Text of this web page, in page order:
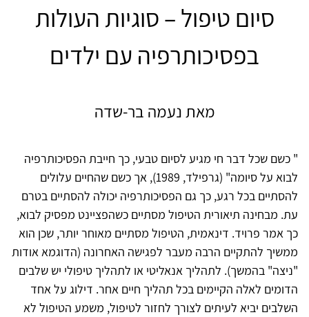
סיום טיפול – סוגיות העולות
בפסיכותרפיה עם ילדים
מאת נעמה בר-שדה
" כשם שכל דבר חי מגיע לסיום טבעי, כך חייבת הפסיכותרפיה
לבוא על סיומה" (גרפילד, 1989), אך כשם שהחיים עלולים
להסתיים בכל רגע, כך גם הפסיכותרפיה יכולה להסתיים בטרם
עת. מבחינה תיאורית הטיפול מסתיים כשהפציינט מפסיק לבוא,
כך אמר פרויד. דינאמית, הטיפול מסתיים מאוחר יותר, שכן הוא
ממשיך להתקיים הרבה מעבר לפגישה האחרונה (הדוגמא אודות
"ניצה" בהמשך). לתהליך אנאליטי או לתהליך טיפולי יש שלבים
הדומים לאלה הקיימים בכל תהליך חיים אחר. דילוג על אחד
השלבים יביא לעיתים לצורך לחזור לטיפול, משמע הטיפול לא